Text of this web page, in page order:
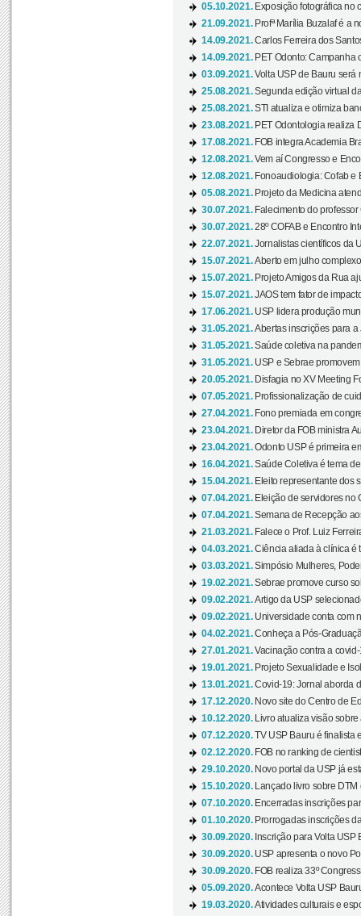
05.10.2021. Exposição fotográfica no
21.09.2021. Profª Marília Buzalaf é a
14.09.2021.Carlos Ferreira dos
14.09.2021. PET Odonto: Campanha
03.09.2021.Volta USP de Bauru será
25.08.2021.Segunda edição virtual
25.08.2021.STI atualiza e otimiza
23.08.2021. PET Odontologia realiza
17.08.2021. FOB integra Academia
12.08.2021.Vem aí Congresso e
12.08.2021. Fonoaudiologia: Cofab e
05.08.2021. Projeto da Medicina
30.07.2021. Falecimento do
30.07.2021.28º COFAB e Encontro
22.07.2021.Jornalistas científicos da
15.07.2021.Aberto em julho
15.07.2021. Projeto Amigos da Rua
15.07.2021.JAOS tem fator de
17.06.2021. USP lidera produção
31.05.2021.Abertas inscrições para
31.05.2021.Saúde coletiva na
31.05.2021. USP e Sebrae
20.05.2021. Disfagia no XV Meeting
07.05.2021. Profissionalização de
27.04.2021. Fono premiada em
23.04.2021. Diretor da FOB ministra
23.04.2021.Odonto USP é primeira
16.04.2021.Saúde Coletiva é tema
15.04.2021. Eleito representante dos
07.04.2021. Eleição de servidores no
07.04.2021.Semana de Recepção
21.03.2021. Falece o Prof. Luiz
04.03.2021.Ciência aliada à clínica é
03.03.2021.Simpósio Mulheres,
19.02.2021.Sebrae promove curso
09.02.2021.Artigo da USP
09.02.2021. Universidade conta com
04.02.2021.Conheça a Pós-
27.01.2021.Vacinação contra a
19.01.2021. Projeto Sexualidade e
13.01.2021.Covid-19: Jornal aborda
17.12.2020. Novo site do Centro de
10.12.2020.
Livro atualiza visão
07.12.2020.TV USP Bauru é finalista
02.12.2020. FOB no ranking de
29.10.2020. Novo portal da USP já
15.10.2020.
Lançado livro sobre
07.10.2020. Encerradas inscrições
01.10.2020. Prorrogadas inscrições
30.09.2020. Inscrição para Volta USP
30.09.2020. USP apresenta o novo
30.09.2020. FOB realiza 33º
05.09.2020.Acontece Volta USP
19.03.2020.Atividades culturais e